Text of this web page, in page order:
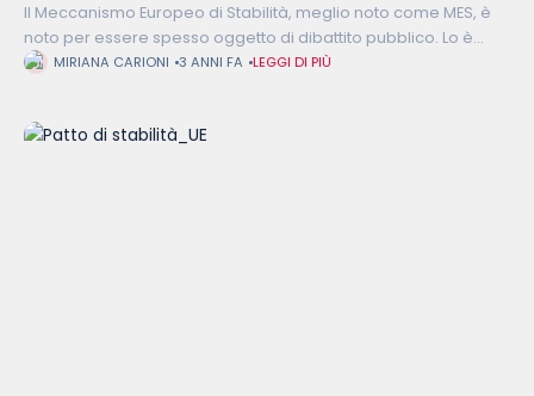
Il Meccanismo Europeo di Stabilità, meglio noto come MES, è
noto per essere spesso oggetto di dibattito pubblico. Lo è
stato durante la pandemia da Covid-19, quando è stato
MIRIANA CARIONI 3 ANNI FA LEGGI DI PIÙ